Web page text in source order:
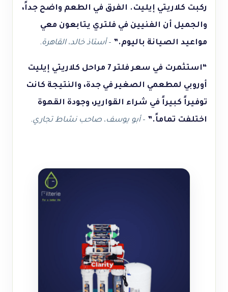
ركبت كلاريتي إيليت. الفرق في الطعم واضح جداً،
والجميل أن الفنيين في فلتري يتابعون معي
مواعيد الصيانة باليوم.” –أستاذ خالد، القاهرة.
“استثمرت في سعر فلتر 7 مراحل كلاريتي إيليت
أوروبي لمطعمي الصغير في جدة، والنتيجة كانت
توفيراً كبيراً في شراء القوارير، وجودة القهوة
اختلفت تماماً.” –أبو يوسف، صاحب نشاط تجاري.